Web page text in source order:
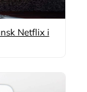
Netflix i